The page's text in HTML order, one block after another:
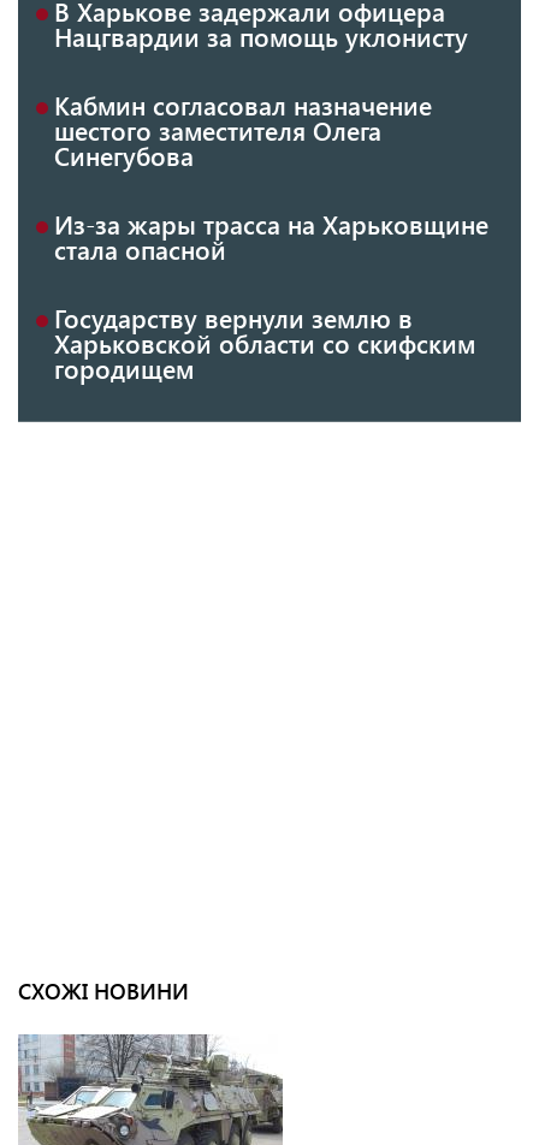
В Харькове задержали офицера
Нацгвардии за помощь уклонисту
Кабмин согласовал назначение
шестого заместителя Олега
Синегубова
Из-за жары трасса на Харьковщине
стала опасной
Государству вернули землю в
Харьковской области со скифским
городищем
СХОЖІ НОВИНИ